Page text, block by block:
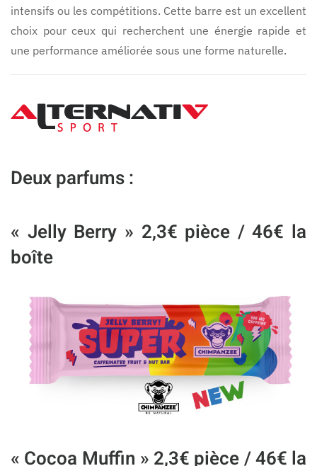
intensifs ou les compétitions. Cette barre est un excellent
choix pour ceux qui recherchent une énergie rapide et
une performance améliorée sous une forme naturelle.
Deux parfums :
« Jelly Berry » 2,3€ pièce / 46€ la
boîte
« Cocoa Muffin » 2,3€ pièce / 46€ la